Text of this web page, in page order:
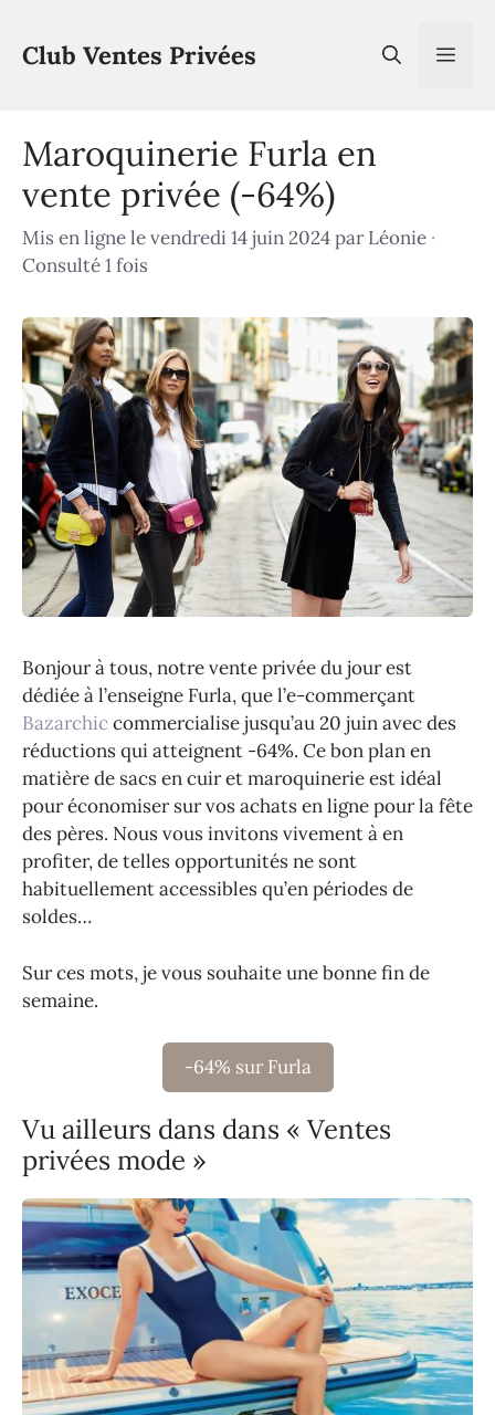
contenu
Club Ventes Privées
Maroquinerie Furla en
vente privée (-64%)
Mis en ligne le vendredi 14 juin 2024parLéonie ·
Consulté 1 fois
Bonjour à tous, notre vente privée du jour est
dédiée à l’enseigne Furla, que l’e-commerçant
Bazarchiccommercialise jusqu’au 20 juin avec des
réductions qui atteignent -64%. Ce bon plan en
matière de sacs en cuir et maroquinerie est idéal
pour économiser sur vos achats en ligne pour la fête
des pères. Nous vous invitons vivement à en
profiter, de telles opportunités ne sont
habituellement accessibles qu’en périodes de
soldes…
Sur ces mots, je vous souhaite une bonne fin de
semaine.
-64% sur Furla
Vu ailleurs dans dans « Ventes
privées mode »